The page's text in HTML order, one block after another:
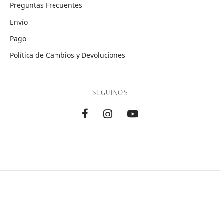
Preguntas Frecuentes
Envío
Pago
Política de Cambios y Devoluciones
SEGUINOS